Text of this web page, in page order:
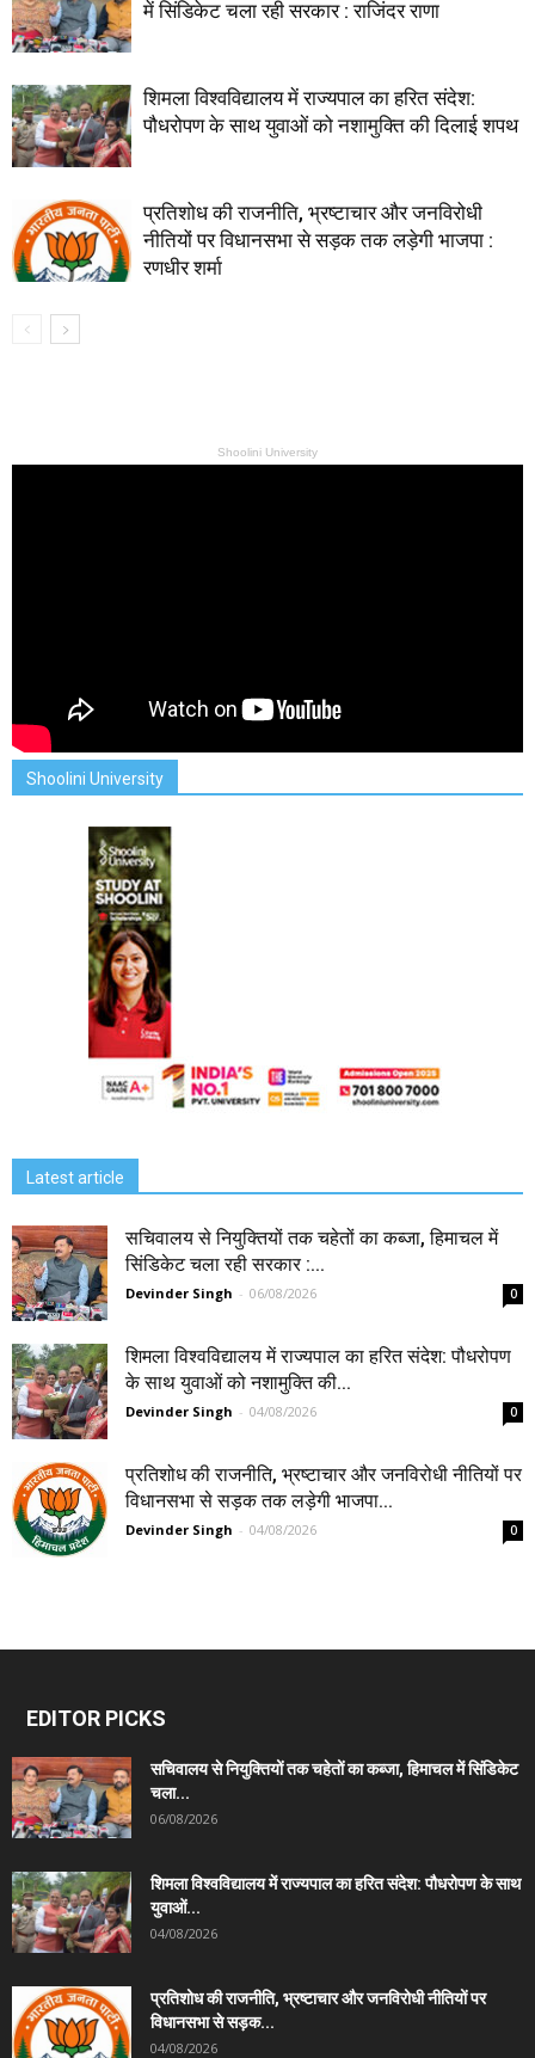
में सिंडिकेट चला रही सरकार : राजिंदर राणा
शिमला विश्वविद्यालय में राज्यपाल का हरित संदेश:
पौधरोपण के साथ युवाओं को नशामुक्ति की दिलाई शपथ
प्रतिशोध की राजनीति, भ्रष्टाचार और जनविरोधी
नीतियों पर विधानसभा से सड़क तक लड़ेगी भाजपा :
रणधीर शर्मा
Shoolini University
Shoolini University
Latest article
सचिवालय से नियुक्तियों तक चहेतों का कब्जा, हिमाचल में
सिंडिकेट चला रही सरकार :...
Devinder Singh - 06/08/2026 0
शिमला विश्वविद्यालय में राज्यपाल का हरित संदेश: पौधरोपण
के साथ युवाओं को नशामुक्ति की...
Devinder Singh - 04/08/2026 0
प्रतिशोध की राजनीति, भ्रष्टाचार और जनविरोधी नीतियों पर
विधानसभा से सड़क तक लड़ेगी भाजपा...
Devinder Singh - 04/08/2026 0
EDITOR PICKS
सचिवालय से नियुक्तियों तक चहेतों का कब्जा, हिमाचल में सिंडिकेट
चला...
06/08/2026
शिमला विश्वविद्यालय में राज्यपाल का हरित संदेश: पौधरोपण के साथ
युवाओं...
04/08/2026
प्रतिशोध की राजनीति, भ्रष्टाचार और जनविरोधी नीतियों पर
विधानसभा से सड़क...
04/08/2026